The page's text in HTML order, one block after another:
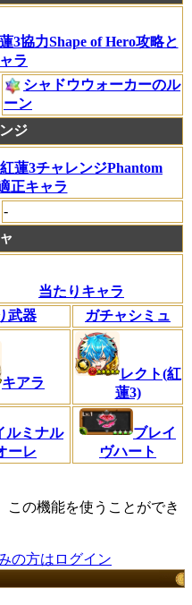
3協力Shape of Hero攻略と
ラ
シャドウウォーカーのル
ーン
ジ
紅蓮3チャレンジPhantom
正キャラ
-
当たりキャラ
武器 ガチャシミュ
キアラ
レクト(紅
蓮3)
ルミナル
ーレ
ブレイ
ヴハート
この機能を使うことができ
の方はログイン